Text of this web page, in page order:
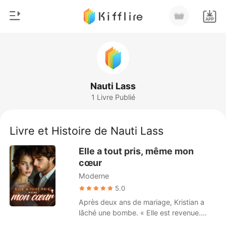
Télécharger l'appli
Loup-garou
Romance
Milliardaire
Classement
Nauti Lass
1 Livre Publié
Livre et Histoire de Nauti Lass
Elle a tout pris, même mon
cœur
Moderne
5.0
Après deux ans de mariage, Kristian a
lâché une bombe. « Elle est revenue.